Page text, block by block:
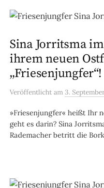
Sina Jorritsma
ihrem neuen
„Friesenjungfer“!
Veröffentlicht am 3.
»Friesenjungfer« heißt Ihr
geht es darin? Sina
Rademacher betritt die